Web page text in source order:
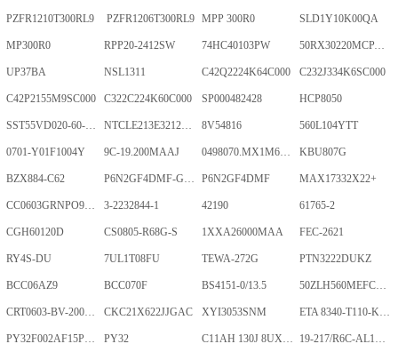
PZFR1210T300RL9 PZFR1206T300RL9 MPP 300R0 SLD1Y10K00QA
MP300R0 RPP20-2412SW 74HC40103PW 50RX30220MCPA10X20
UP37BA NSL1311 C42Q2224K64C000 C232J334K6SC000
C42P2155M9SC000 C322C224K60C000 SP000482428 HCP8050
SST55VD020-60-C-TQWE NTCLE213E3212FMT 8V54816 560L104YTT
0701-Y01F1004Y 9C-19.200MAAJ 0498070.MX1M6-CN KBU807G
BZX884-C62 P6N2GF4DMF-GKT-2Gb P6N2GF4DMF MAX17332X22+
CC0603GRNPO9BN400 3-2232844-1 42190 61765-2
CGH60120D CS0805-R68G-S 1XXA26000MAA FEC-2621
RY4S-DU 7UL1T08FU TEWA-272G PTN3222DUKZ
BCC06AZ9 BCC070F BS4151-0/13.5 50ZLH560MEFCRI12.5X25
CRT0603-BV-2001ELF CKC21X622JJGAC XYI3053SNM ETA 8340-T110-K1F1-ALH0-25A
PY32F002AF15P6TU PY32 C11AH 130J 8UXLT 19-217/R6C-AL1M2VY/3T